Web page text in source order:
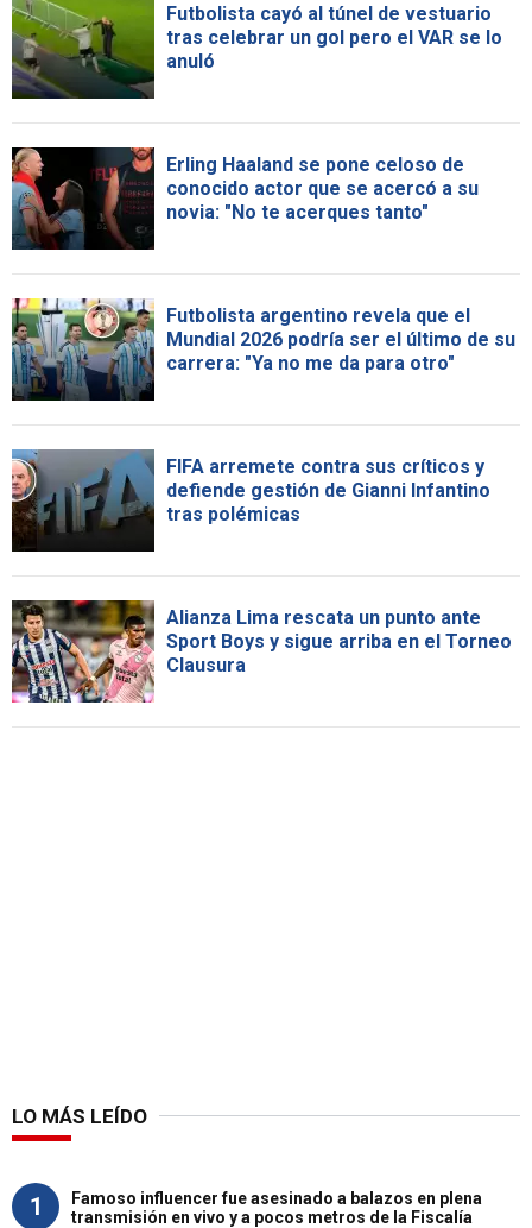
Futbolista cayó al túnel de vestuario
tras celebrar un gol pero el VAR se lo
anuló
Erling Haaland se pone celoso de
conocido actor que se acercó a su
novia: "No te acerques tanto"
Futbolista argentino revela que el
Mundial 2026 podría ser el último de su
carrera: "Ya no me da para otro"
FIFA arremete contra sus críticos y
defiende gestión de Gianni Infantino
tras polémicas
Alianza Lima rescata un punto ante
Sport Boys y sigue arriba en el Torneo
Clausura
LO MÁS LEÍDO
1
Famoso influencer fue asesinado a balazos en plena
transmisión en vivo y a pocos metros de la Fiscalía